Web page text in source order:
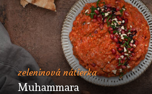
zeleninová nátierka
Muhammara